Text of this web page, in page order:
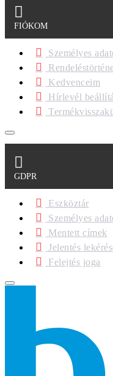
FIÓKOM
Személyes
Kedvenceim
Hírlevél
GDPR
Eszköztár
Személyes
Mentett címek
Jelentés
Felejtés joga